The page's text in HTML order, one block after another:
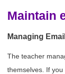
Maintain
Managing
The teacher
themselves. If